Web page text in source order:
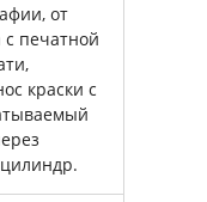
от
печатной
краски с